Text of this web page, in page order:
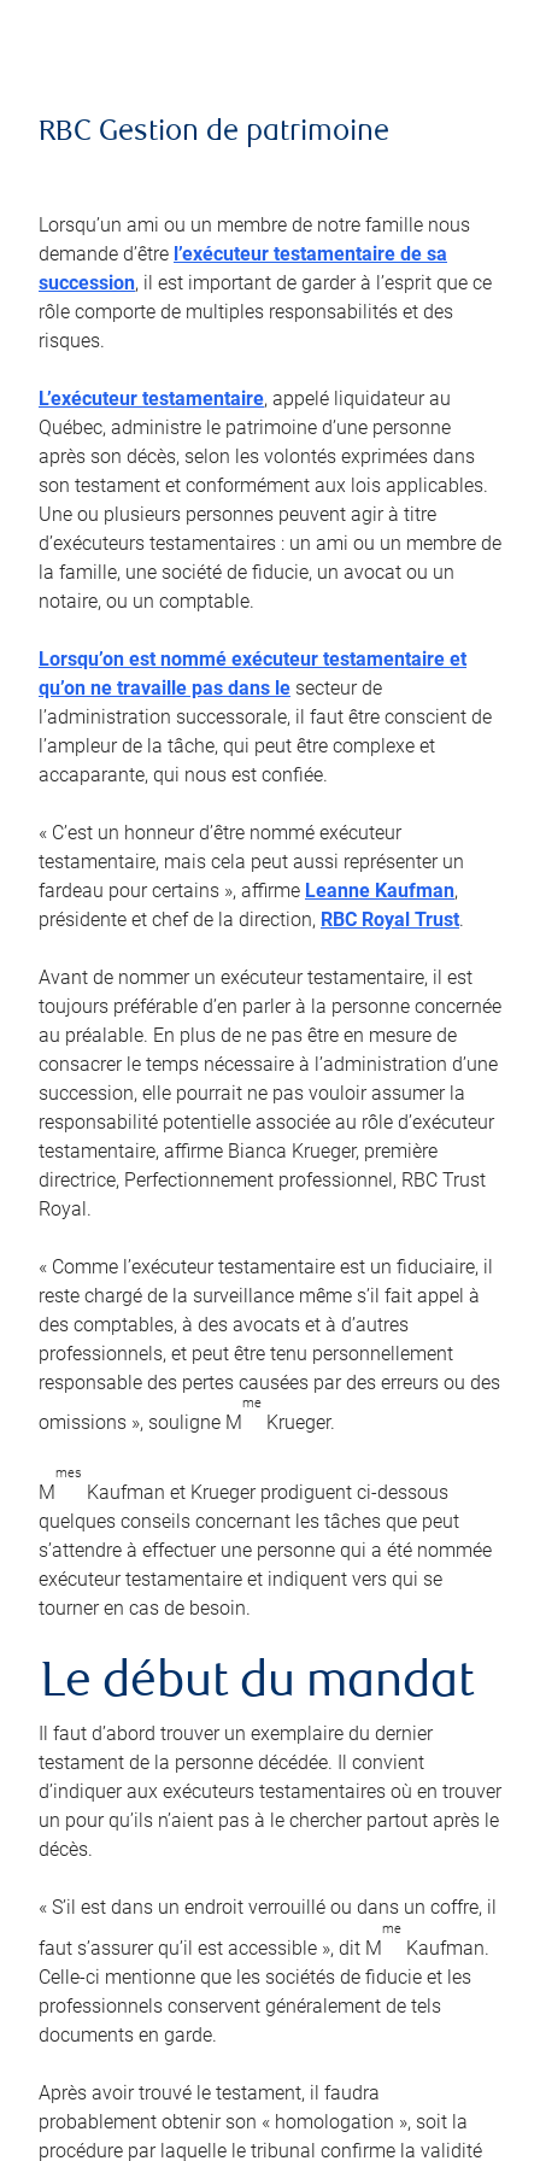
RBC Gestion de patrimoine
Lorsqu’un ami ou un membre de notre famille nous
demande d’être l’exécuteur testamentaire de sa
succession, il est important de garder à l’esprit que ce
rôle comporte de multiples responsabilités et des
risques.
L’exécuteur testamentaire, appelé liquidateur au
Québec, administre le patrimoine d’une personne
après son décès, selon les volontés exprimées dans
son testament et conformément aux lois applicables.
Une ou plusieurs personnes peuvent agir à titre
d’exécuteurs testamentaires : un ami ou un membre de
la famille, une société de fiducie, un avocat ou un
notaire, ou un comptable.
Lorsqu’on est nommé exécuteur testamentaire et
qu’on ne travaille pas dans le secteur de
l’administration successorale, il faut être conscient de
l’ampleur de la tâche, qui peut être complexe et
accaparante, qui nous est confiée.
« C’est un honneur d’être nommé exécuteur
testamentaire, mais cela peut aussi représenter un
fardeau pour certains », affirme Leanne Kaufman,
présidente et chef de la direction, RBC Royal Trust.
Avant de nommer un exécuteur testamentaire, il est
toujours préférable d’en parler à la personne concernée
au préalable. En plus de ne pas être en mesure de
consacrer le temps nécessaire à l’administration d’une
succession, elle pourrait ne pas vouloir assumer la
responsabilité potentielle associée au rôle d’exécuteur
testamentaire, affirme Bianca Krueger, première
directrice, Perfectionnement professionnel, RBC Trust
Royal.
« Comme l’exécuteur testamentaire est un fiduciaire, il
reste chargé de la surveillance même s’il fait appel à
des comptables, à des avocats et à d’autres
professionnels, et peut être tenu personnellement
responsable des pertes causées par des erreurs ou des
omissions », souligne M
me
Krueger.
M
mes
Kaufman et Krueger prodiguent ci-dessous
quelques conseils concernant les tâches que peut
s’attendre à effectuer une personne qui a été nommée
exécuteur testamentaire et indiquent vers qui se
tourner en cas de besoin.
Le début du mandat
Il faut d’abord trouver un exemplaire du dernier
testament de la personne décédée. Il convient
d’indiquer aux exécuteurs testamentaires où en trouver
un pour qu’ils n’aient pas à le chercher partout après le
décès.
« S’il est dans un endroit verrouillé ou dans un coffre, il
faut s’assurer qu’il est accessible », dit M
me
Kaufman.
Celle-ci mentionne que les sociétés de fiducie et les
professionnels conservent généralement de tels
documents en garde.
Après avoir trouvé le testament, il faudra
probablement obtenir son « homologation », soit la
procédure par laquelle le tribunal confirme la validité